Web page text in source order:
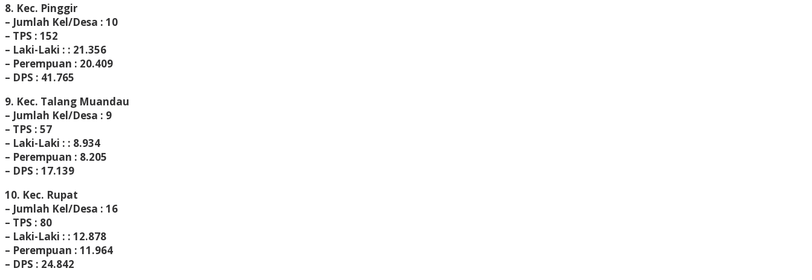
8. Kec. Pinggir
– Jumlah Kel/Desa : 10
– TPS : 152
– Laki-Laki : : 21.356
– Perempuan : 20.409
– DPS : 41.765
9. Kec. Talang Muandau
– Jumlah Kel/Desa : 9
– TPS : 57
– Laki-Laki : : 8.934
– Perempuan : 8.205
– DPS : 17.139
10. Kec. Rupat
– Jumlah Kel/Desa : 16
– TPS : 80
– Laki-Laki : : 12.878
– Perempuan : 11.964
– DPS : 24.842